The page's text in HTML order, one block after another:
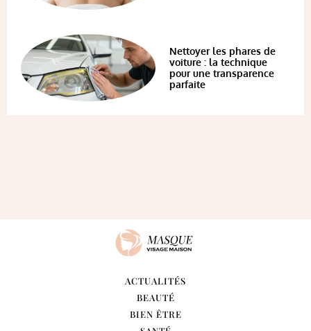
Nettoyer les phares de
voiture : la technique
pour une transparence
parfaite
ACTUALITÉS
BEAUTÉ
BIEN ÊTRE